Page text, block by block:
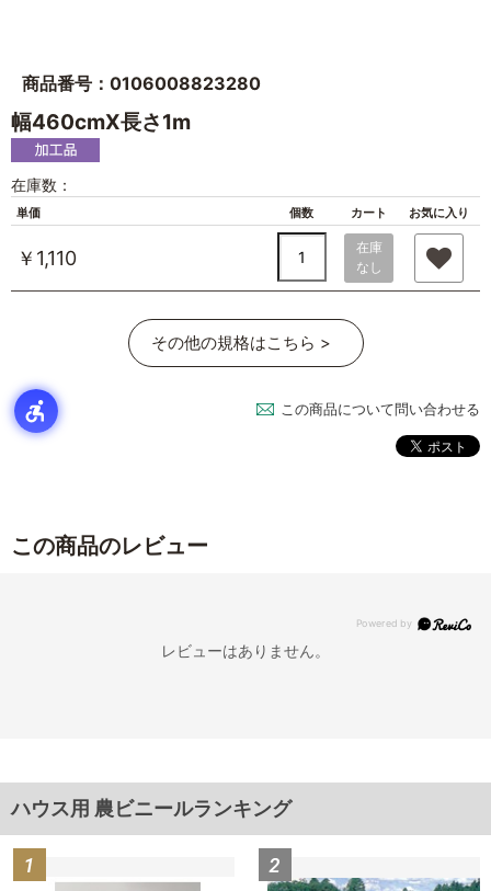
商品番号：0106008823280
幅460cmX長さ1m
在庫数：
単価 個数 カート お気に入り
￥1,110
在庫
なし
その他の規格はこちら >
この商品について問い合わせる
この商品のレビュー
レビューはありません。
ハウス用 農ビニールランキング